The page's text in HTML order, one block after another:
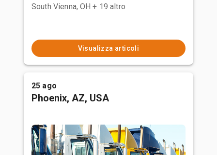
South Vienna, OH + 19 altro
Visualizza articoli
25 ago
Phoenix, AZ, USA